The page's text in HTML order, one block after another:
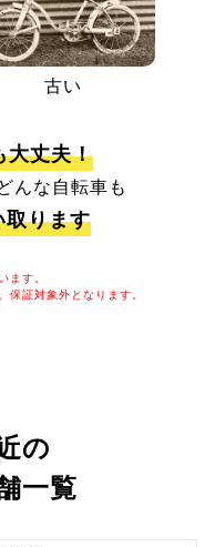
古い
大丈夫！
んな自転車も
取ります
ます。
証対象外となります。
の
一覧